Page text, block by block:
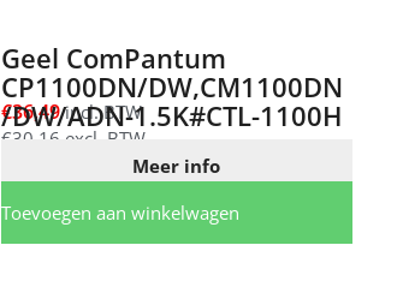
Geel ComPantum
CP1100DN/DW,CM1100DN
/DW/ADN-1.5K#CTL-1100H
€36,49incl. BTW
€30,16 excl. BTW
Meer info
Toevoegen aan winkelwagen